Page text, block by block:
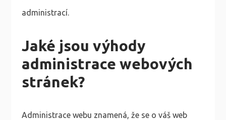
administrací.
Jaké jsou výhody
administrace webových
stránek?
Administrace webu znamená, že se o váš web